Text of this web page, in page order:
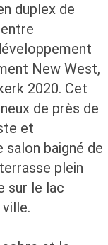
duplex de
New West,
2020. Cet
de près de
et
baigné de
plein
sur le lac